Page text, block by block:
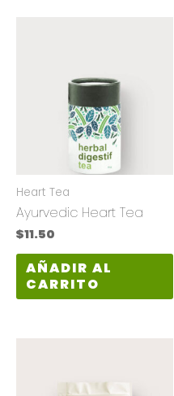
Heart Tea
Ayurvedic Heart Tea
$11.50
AÑADIR AL
CARRITO